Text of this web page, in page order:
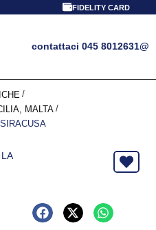
FIDELITY CARD
contattaci 045 8012631@
/
MALTA /